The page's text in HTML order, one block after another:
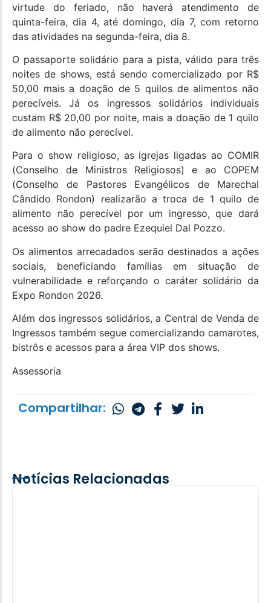
virtude do feriado, não haverá atendimento de
quinta-feira, dia 4, até domingo, dia 7, com retorno
das atividades na segunda-feira, dia 8.
O passaporte solidário para a pista, válido para três
noites de shows, está sendo comercializado por R$
50,00 mais a doação de 5 quilos de alimentos não
perecíveis. Já os ingressos solidários individuais
custam R$ 20,00 por noite, mais a doação de 1 quilo
de alimento não perecível.
Para o show religioso, as igrejas ligadas ao COMIR
(Conselho de Ministros Religiosos) e ao COPEM
(Conselho de Pastores Evangélicos de Marechal
Cândido Rondon) realizarão a troca de 1 quilo de
alimento não perecível por um ingresso, que dará
acesso ao show do padre Ezequiel Dal Pozzo.
Os alimentos arrecadados serão destinados a ações
sociais, beneficiando famílias em situação de
vulnerabilidade e reforçando o caráter solidário da
Expo Rondon 2026.
Além dos ingressos solidários, a Central de Venda de
Ingressos também segue comercializando camarotes,
bistrôs e acessos para a área VIP dos shows.
Assessoria
Compartilhar:
Notícias Relacionadas